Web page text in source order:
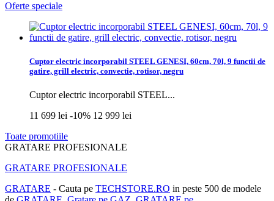
Oferte speciale
Cuptor electric incorporabil STEEL GENESI, 60cm, 70l, 9 functii de
gatire, grill electric, convectie, rotisor, negru
Cuptor electric incorporabil STEEL...
11 699 lei -10% 12 999 lei
Toate promotiile
GRATARE PROFESIONALE
GRATARE PROFESIONALE
GRATARE - Cauta pe TECHSTORE.RO in peste 500 de modele